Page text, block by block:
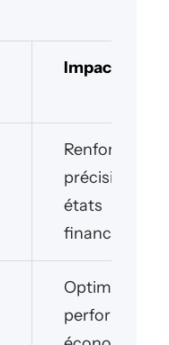
Impact
Renforce la
précision des
états
financiers
Optimise les